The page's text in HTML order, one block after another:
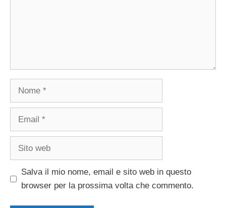
Nome
Email
Sito
Salva il mio nome, email e sito web in questo
browser per la prossima volta che commento.